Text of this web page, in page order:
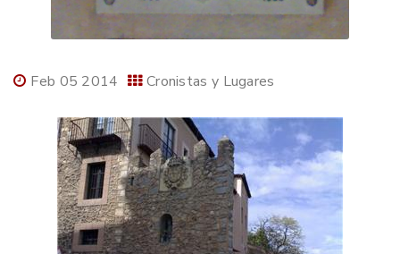
Feb 05 2014 Cronistas y Lugares